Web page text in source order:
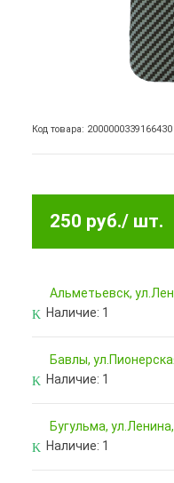
Код товара: 2000000339166430
250 руб./ шт.
Альметьевск,
Наличие: 1
Бавлы,
Наличие: 1
Бугульма,
Наличие: 1